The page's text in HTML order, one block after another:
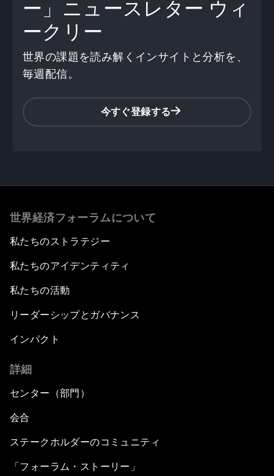
ー」ニュースレター ウィ
ークリー
世界の課題を読み解くインサイトと分析を、
毎週配信。
今すぐ登録する
世界経済フォーラムについて
私たちのストラテジー
私たちのアイデンティティ
私たちの活動
リーダーシップとガバナンス
インパクト
詳細
センター（部門）
会合
ステークホルダーのコミュニティ
「フォーラム・ストーリー」